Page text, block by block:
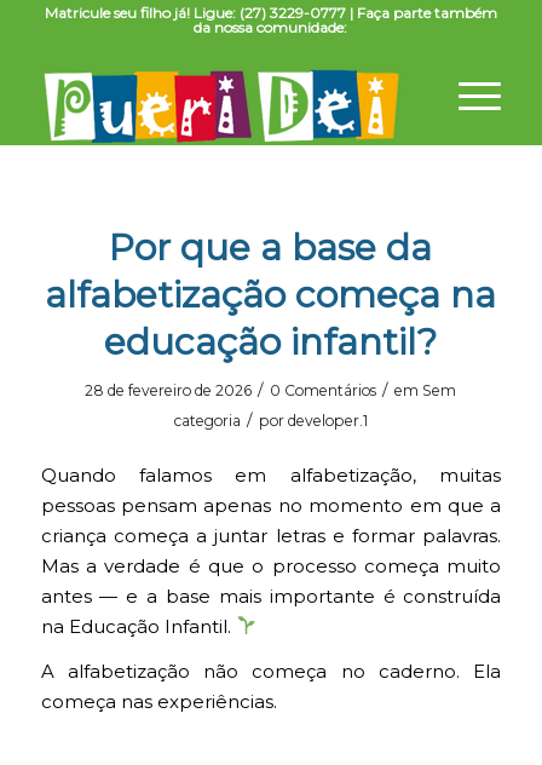
Matricule seu filho já! Ligue: (27) 3229-0777 | Faça parte também
da nossa comunidade:
Por que a base da
alfabetização começa na
educação infantil?
28 de fevereiro de 2026 / 0 Comentários / em Sem
categoria / por developer.1
Quando falamos em alfabetização, muitas
pessoas pensam apenas no momento em que a
criança começa a juntar letras e formar palavras.
Mas a verdade é que o processo começa muito
antes — e a base mais importante é construída
na Educação Infantil.
A alfabetização não começa no caderno. Ela
começa nas experiências.